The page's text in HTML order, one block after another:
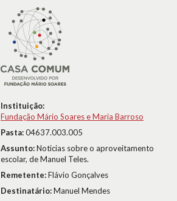
Instituição:
Fundação Mário Soares e Maria Barroso
Pasta:04637.003.005
Assunto:Noticias sobre o aproveitamento
escolar, de Manuel Teles.
Remetente:Flávio Gonçalves
Destinatário:Manuel Mendes